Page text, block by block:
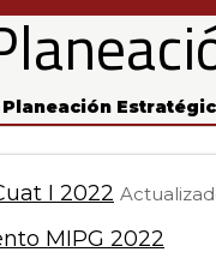
Planeación
I 2022
MIPG 2022